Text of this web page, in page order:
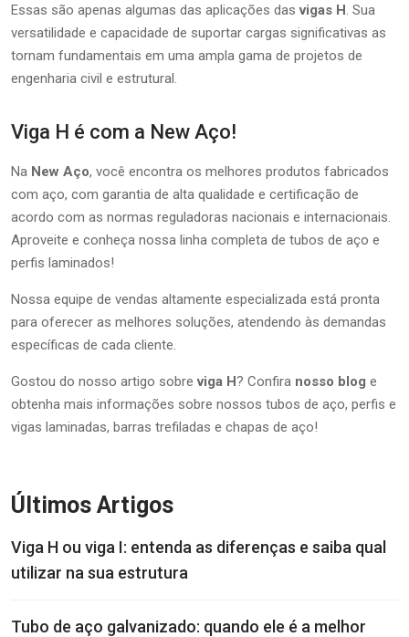
Essas são apenas algumas das aplicações dasvigas H. Sua
versatilidade e capacidade de suportar cargas significativas as
tornam fundamentais em uma ampla gama de projetos de
engenharia civil e estrutural.
Viga H é com a New Aço!
Na New Aço, você encontra os melhores produtos fabricados
com aço, com garantia de alta qualidade e certificação de
acordo com as normas reguladoras nacionais e internacionais.
Aproveite e conheça nossa linha completa de tubos de aço e
perfis laminados!
Nossa equipe de vendas altamente especializada está pronta
para oferecer as melhores soluções, atendendo às demandas
específicas de cada cliente.
Gostou do nosso artigo sobre viga H? Confira nosso blog e
obtenha mais informações sobre nossos tubos de aço, perfis e
vigas laminadas, barras trefiladas e chapas de aço!
Últimos Artigos
Viga H ou viga I: entenda as diferenças e saiba qual
utilizar na sua estrutura
Tubo de aço galvanizado: quando ele é a melhor